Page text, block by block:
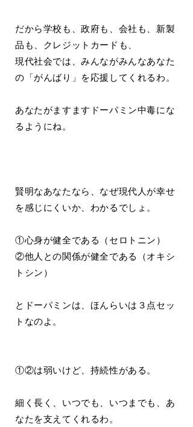
だから学校も、政府も、会社も、新製
品も、クレジットカードも、
現代社会では、みんながみんなあなた
の「がんばり」を応援してくれるわ。
あなたがますますドーパミン中毒にな
るようにね。
賢明なあなたなら、なぜ現代人が幸せ
を感じにくいか、わかるでしょ。
①心身が健全である（セロトニン）
②他人との関係が健全である（オキシ
トシン）
とドーパミンは、ほんらいは３点セッ
トなのよ。
①②は弱いけど、持続性がある。
細く長く、いつでも、いつまでも、あ
なたを支えてくれるわ。